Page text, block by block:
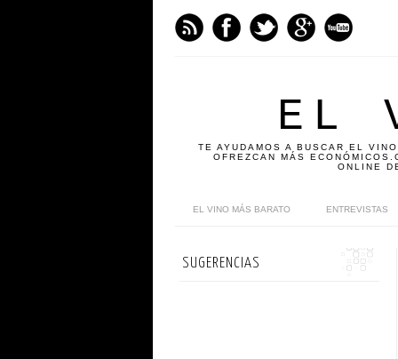
EL
TE AYUDAMOS A BUSCAR EL
OFREZCAN MÁS
ONLINE
EL VINO MÁS BARATO ENTREVISTAS
SUGERENCIAS